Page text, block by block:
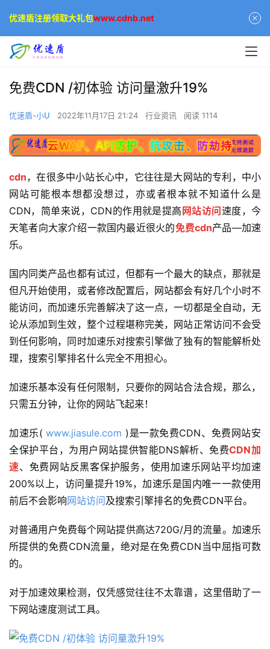
免费CDN /初体验 访问量激升19%
优速盾-小U 2022年11月17日 21:24 行业资讯 阅读 1114
cdn，在很多中小站长心中，它往往是大网站的专利，中小
网站可能根本想都没想过，亦或者根本就不知道什么是
CDN，简单来说，CDN的作用就是提高网站访问速度，今
天笔者向大家介绍一款国内最近很火的免费cdn产品—加速
乐。
国内同类产品也都有试过，但都有一个最大的缺点，那就是
但凡开始使用，或者修改配置后，网站都会有好几个小时不
能访问，而加速乐完善解决了这一点，一切都是全自动，无
论从添加到生效，整个过程堪称完美，网站正常访问不会受
到任何影响，同时加速乐对搜索引擎做了独有的智能解析处
理，搜索引擎排名什么完全不用担心。
加速乐基本没有任何限制，只要你的网站合法合规，那么，
只需五分钟，让你的网站飞起来！
加速乐( www.jiasule.com )是一款免费CDN、免费网站安
全保护平台，为用户网站提供智能DNS解析、免费CDN加
速、免费网站反黑客保护服务，使用加速乐网站平均加速
200%以上，访问量提升19%，加速乐是国内唯一一款使用
前后不会影响网站访问及搜索引擎排名的免费CDN平台。
对普通用户免费每个网站提供高达720G/月的流量。加速乐
所提供的免费CDN流量，绝对是在免费CDN当中屈指可数
的。
对于加速效果检测，仅凭感觉往往不太靠谱，这里借助了一
下网站速度测试工具。
优速盾注册领取大礼包www.cdnb.net